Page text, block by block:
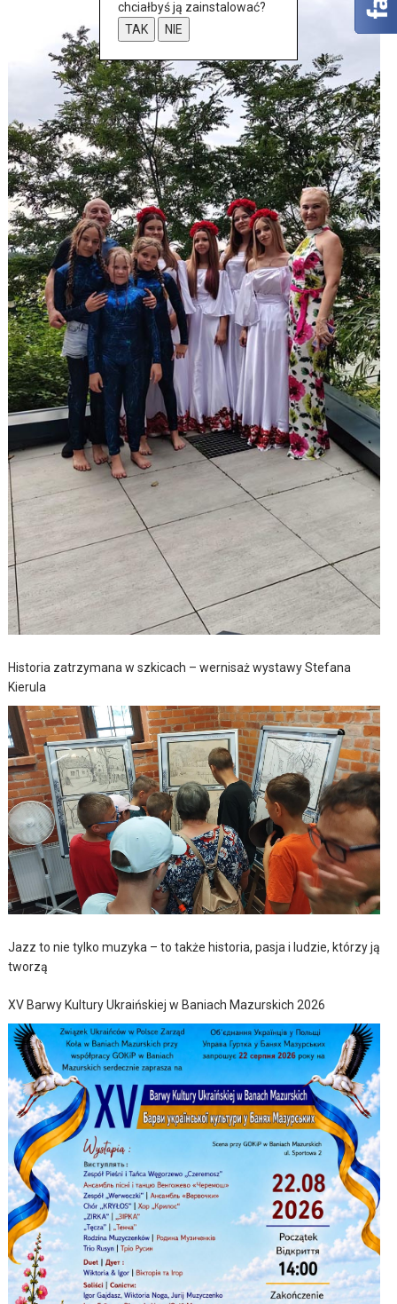
Historia zatrzymana w szkicach – wernisaż wystawy Stefana
Kierula
Jazz to nie tylko muzyka – to także historia, pasja i ludzie, którzy ją
tworzą
XV Barwy Kultury Ukraińskiej w Baniach Mazurskich 2026
chciałbyś ją zainstalować?
TAK
NIE